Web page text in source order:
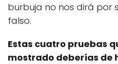
burbuja no nos dirá por
falso.
Estas cuatro pruebas
mostrado deberías de